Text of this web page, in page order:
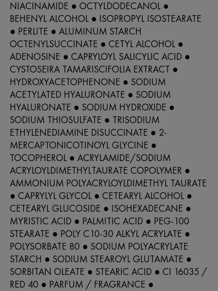
NIACINAMIDE ● OCTYLDODECANOL ●
BEHENYL ALCOHOL ● ISOPROPYL ISOSTEARATE
● PERLITE ● ALUMINUM STARCH
OCTENYLSUCCINATE ● CETYL ALCOHOL ●
ADENOSINE ● CAPRYLOYL SALICYLIC ACID ●
CYSTOSEIRA TAMARISCIFOLIA EXTRACT ●
HYDROXYACETOPHENONE ● SODIUM
ACETYLATED HYALURONATE ● SODIUM
HYALURONATE ● SODIUM HYDROXIDE ●
SODIUM THIOSULFATE ● TRISODIUM
ETHYLENEDIAMINE DISUCCINATE ● 2-
MERCAPTONICOTINOYL GLYCINE ●
TOCOPHEROL ● ACRYLAMIDE/SODIUM
ACRYLOYLDIMETHYLTAURATE COPOLYMER ●
AMMONIUM POLYACRYLOYLDIMETHYL TAURATE
● CAPRYLYL GLYCOL ● CETEARYL ALCOHOL ●
CETEARYL GLUCOSIDE ● ISOHEXADECANE ●
MYRISTIC ACID ● PALMITIC ACID ● PEG-100
STEARATE ● POLY C10-30 ALKYL ACRYLATE ●
POLYSORBATE 80 ● SODIUM POLYACRYLATE
STARCH ● SODIUM STEAROYL GLUTAMATE ●
SORBITAN OLEATE ● STEARIC ACID ● CI 16035 /
RED 40 ● PARFUM / FRAGRANCE ●